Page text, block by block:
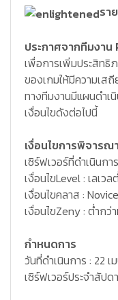
รา
ประกาศจากทีมงา
เพื่อการเพิ่มประสิทธิ
ของเกมให้มีความเส
ทางทีมงานมีแผนดำเ
เงื่อนไขดังต่อไปนี้
เงื่อนไขการพิจาร
เซิร์ฟเวอร์ที่ดำเนินก
เงื่อนไขLevel : เลเว
เงื่อนไขคลาส :
เงื่อนไขZeny : ต่ำกว่
กำหนดการ
วันที่ดำเนินการ : 22
เซิร์ฟเวอร์ประจำสัปด